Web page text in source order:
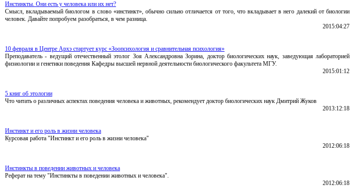
Инстинкты. Они есть у человека или их нет?
Смысл, вкладываемый биологом в слово «инстинкт», обычно сильно отличается от того, что вкладывает в него далекий от биологии
человек. Давайте попробуем разобраться, в чем разница.
2015:04:27
10 февраля в Центре Архэ стартует курс «Зоопсихология и сравнительная психология»
Преподаватель - ведущий отечественный этолог Зоя Александровна Зорина, доктор биологических наук, заведующая лабораторией
физиологии и генетики поведения Кафедры высшей нервной деятельности биологического факультета МГУ.
2015:01:12
5 книг об этологии
Что читать о различных аспектах поведения человека и животных, рекомендует доктор биологических наук Дмитрий Жуков
2013:12:18
Инстинкт и его роль в жизни человека
Курсовая работа "Инстинкт и его роль в жизни человека"
2012:06:18
Инстинкты в поведении животных и человека
Реферат на тему "Инстинкты в поведении животных и человека".
2012:06:18